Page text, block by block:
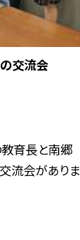
交流会
育長と南郷
流会がありま